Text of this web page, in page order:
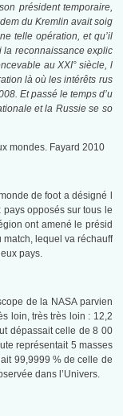
président temporaire,
du Kremlin avait soig
telle opération, et qu’il
la reconnaissance explic
au XXI° siècle, l
là où les intérêts rus
Et passé le temps d’u
et la Russie se so
mondes. Fayard 2010
de foot a désigné l
pays opposés sur tous le
ont amené le présid
lequel va réchauff
pays.
de la NASA parvien
loin, très très loin : 12,2
dépassait celle de 8 00
représentait 5 masses
99,9999 % de celle de
dans l’Univers.